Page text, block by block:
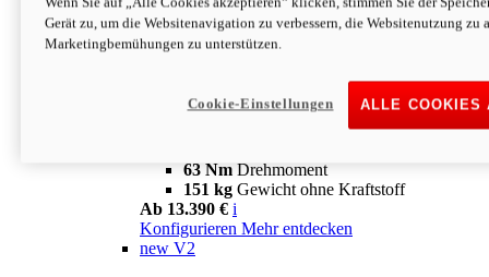
63 NmDrehmoment
151 kgGewicht ohne Kraftstoff
Ab 13.890 € i
63 Nm Drehmoment
151 kg Gewicht ohne Kraftstoff
Ab 13.390 € i
Konfigurieren Mehr entdecken
new V2
Gerät zu, um die Websitenavigation zu verbessern, die Websitenutzung zu
Marketingbemühungen zu unterstützen.
ALLE COOKIES
Cookie-Einstellungen